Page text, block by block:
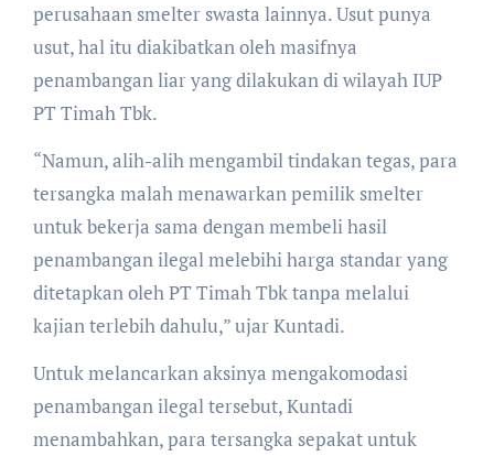
perusahaan smelter swasta lainnya. Usut punya
usut, hal itu diakibatkan oleh masifnya
penambangan liar yang dilakukan di wilayah IUP
PT Timah Tbk.
“Namun, alih-alih mengambil tindakan tegas, para
tersangka malah menawarkan pemilik smelter
untuk bekerja sama dengan membeli hasil
penambangan ilegal melebihi harga standar yang
ditetapkan oleh PT Timah Tbk tanpa melalui
kajian terlebih dahulu,” ujar Kuntadi.
Untuk melancarkan aksinya mengakomodasi
penambangan ilegal tersebut, Kuntadi
menambahkan, para tersangka sepakat untuk